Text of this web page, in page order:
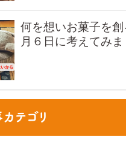
何を想いお菓子を創
月６日に考えてみ
テゴリ